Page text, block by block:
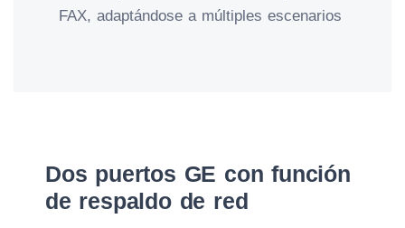
FAX, adaptándose a múltiples escenarios
Dos puertos GE con función
de respaldo de red